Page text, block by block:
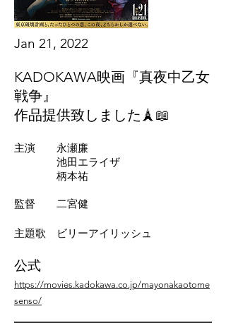
Jan 21, 2022
KADOKAWA映画『真夜中乙女
戦争』
作品提供致しました🗼📖
主演 永瀬廉
池田エライザ
柄本祐
監督 二宮健
主題歌 ビリーアイリッシュ
公式
https://movies.kadokawa.co.jp/mayonakaotome
senso/